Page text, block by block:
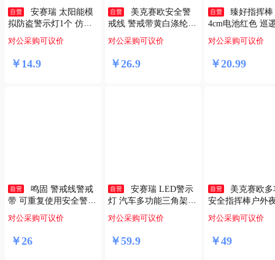
￥ 14.9
安赛瑞 太阳能模
拟防盗警示灯1个 仿真L
ED车内防盗报警器灯
红色 8K00044
对公采购可议价
￥26.9
美克赛欧安全警
戒线 警戒带黄白涤纶隔
离带施工围栏警示带加
厚100米盒装
对公采购可议价
￥20.99
臻好指挥
4cm电池红色 巡
执勤疏散引导棒
光棒 交通安全应
棒 京仓极速达
对公采购可议价
￥26
鸣固 警戒线警戒
带 可重复使用安全警示
带盒装涤纶隔离带安全
线施工围栏伸缩警戒绳
加厚100m CW621722
对公采购可议价
￥59.9
安赛瑞 LED警示
灯 汽车多功能三角架警
示牌 故障停车牌红色爆
闪灯 三灯太阳能款3300
50
对公采购可议价
￥49
美克赛欧
安全指挥棒户外
外LED手持交通
红蓝指挥棒【充
6cm带磁吸
对公采购可议价